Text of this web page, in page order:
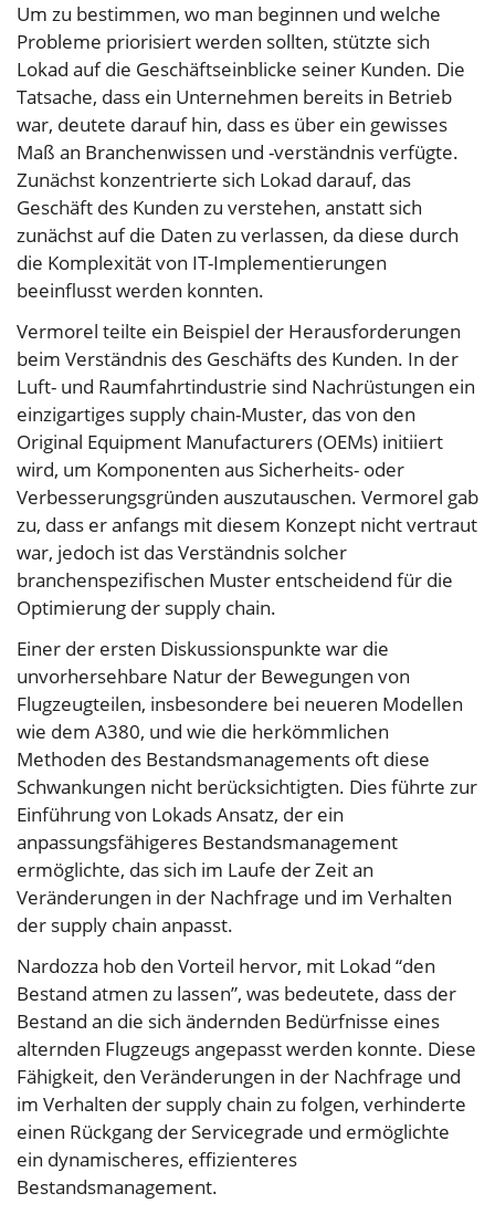
Um zu bestimmen, wo man beginnen und welche
Probleme priorisiert werden sollten, stützte sich
Lokad auf die Geschäftseinblicke seiner Kunden. Die
Tatsache, dass ein Unternehmen bereits in Betrieb
war, deutete darauf hin, dass es über ein gewisses
Maß an Branchenwissen und -verständnis verfügte.
Zunächst konzentrierte sich Lokad darauf, das
Geschäft des Kunden zu verstehen, anstatt sich
zunächst auf die Daten zu verlassen, da diese durch
die Komplexität von IT-Implementierungen
beeinflusst werden konnten.
Vermorel teilte ein Beispiel der Herausforderungen
beim Verständnis des Geschäfts des Kunden. In der
Luft- und Raumfahrtindustrie sind Nachrüstungen ein
einzigartiges supply chain-Muster, das von den
Original Equipment Manufacturers (OEMs) initiiert
wird, um Komponenten aus Sicherheits- oder
Verbesserungsgründen auszutauschen. Vermorel gab
zu, dass er anfangs mit diesem Konzept nicht vertraut
war, jedoch ist das Verständnis solcher
branchenspezifischen Muster entscheidend für die
Optimierung der supply chain.
Einer der ersten Diskussionspunkte war die
unvorhersehbare Natur der Bewegungen von
Flugzeugteilen, insbesondere bei neueren Modellen
wie dem A380, und wie die herkömmlichen
Methoden des Bestandsmanagements oft diese
Schwankungen nicht berücksichtigten. Dies führte zur
Einführung von Lokads Ansatz, der ein
anpassungsfähigeres Bestandsmanagement
ermöglichte, das sich im Laufe der Zeit an
Veränderungen in der Nachfrage und im Verhalten
der supply chain anpasst.
Nardozza hob den Vorteil hervor, mit Lokad “den
Bestand atmen zu lassen”, was bedeutete, dass der
Bestand an die sich ändernden Bedürfnisse eines
alternden Flugzeugs angepasst werden konnte. Diese
Fähigkeit, den Veränderungen in der Nachfrage und
im Verhalten der supply chain zu folgen, verhinderte
einen Rückgang der Servicegrade und ermöglichte
ein dynamischeres, effizienteres
Bestandsmanagement.